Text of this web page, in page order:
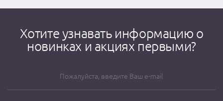
Хотите узнавать информацию о
новинках и акциях первыми?